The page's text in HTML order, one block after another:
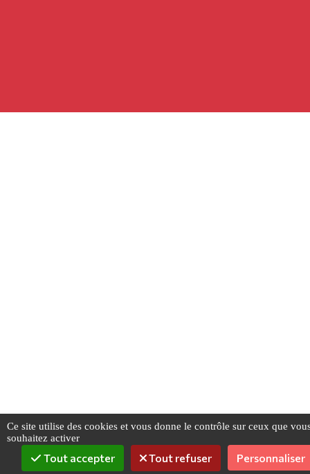
Ce site utilise des cookies et vous donne le contrôle sur ceux que
souhaitez activer
Tout accepter Tout refuser Personnaliser